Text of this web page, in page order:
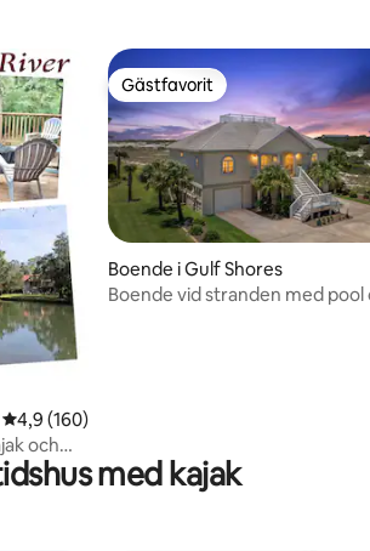
4,9 av 5 i genomsnittligt betyg, 160
4,9 (160)
och
Gästfavorit
Gästfavorit
Boende i Gulf Shores
Boende vid stranden med pool
med kajak